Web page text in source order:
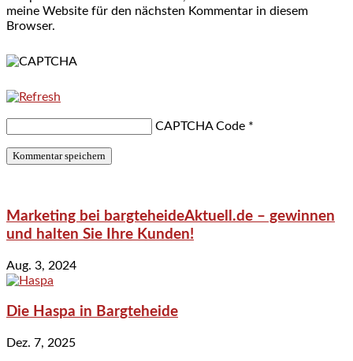
meine Website für den nächsten Kommentar in diesem
Browser.
CAPTCHA Code *
Marketing bei bargteheideAktuell.de – gewinnen
und halten Sie Ihre Kunden!
Aug. 3, 2024
Die Haspa in Bargteheide
Dez. 7, 2025